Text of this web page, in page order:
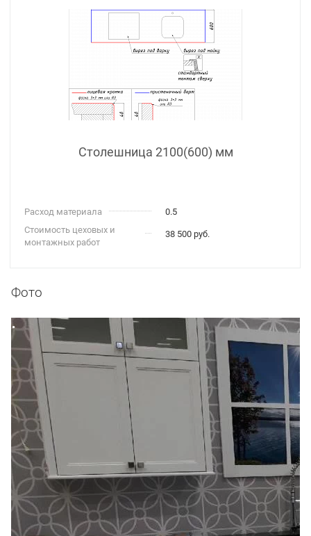
Столешница 2100(600) мм
Расход материала
0.5
Стоимость цеховых и
монтажных работ
38 500 руб.
Фото